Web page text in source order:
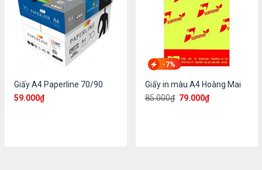
Giấy A4 Paperline 70/90
59.000₫
-7%
Giấy in màu A4 Hoàng Mai
85.000₫ 79.000₫